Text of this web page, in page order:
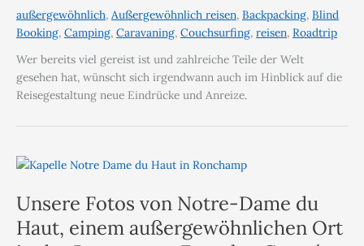
außergewöhnlich, Außergewöhnlich reisen, Backpacking, Blind
Booking, Camping, Caravaning, Couchsurfing, reisen, Roadtrip
Wer bereits viel gereist ist und zahlreiche Teile der Welt
gesehen hat, wünscht sich irgendwann auch im Hinblick auf die
Reisegestaltung neue Eindrücke und Anreize.
Unsere Fotos von Notre-Dame du
Haut, einem außergewöhnlichen Ort